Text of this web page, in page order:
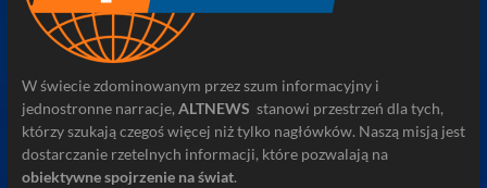
W świecie zdominowanym przez szum informacyjny i
jednostronne narracje, ALTNEWS stanowi przestrzeń dla tych,
którzy szukają czegoś więcej niż tylko nagłówków. Naszą misją jest
dostarczanie rzetelnych informacji, które pozwalają na
obiektywne spojrzenie na świat.